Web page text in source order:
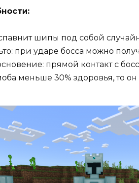
шипы под собой
при ударе босса можно
прямой контакт с
меньше 30% здоровья, то он